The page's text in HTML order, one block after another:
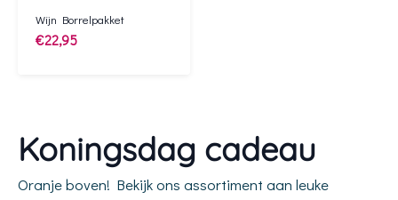
Wijn Borrelpakket
€22,95
Koningsdag cadeau
Oranje boven! Bekijk ons assortiment aan leuke